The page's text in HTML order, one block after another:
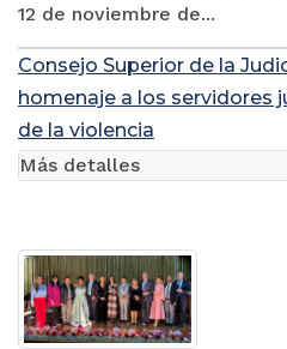
12 de noviembre de...
Consejo Superior de la
homenaje a los servidores
de la violencia
Más detalles